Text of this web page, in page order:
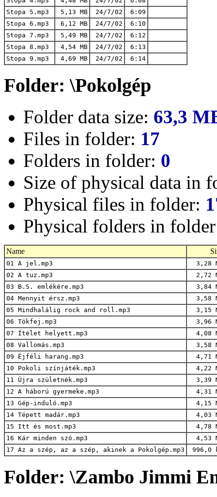
Stopa 5.mp3
5,13 MB 24/7/02
6:09
Stopa 6.mp3
6,12 MB 24/7/02
6:10
Stopa 7.mp3
5,49 MB 24/7/02
6:12
Stopa 8.mp3
4,54 MB 24/7/02
6:13
Stopa 9.mp3
4,69 MB 24/7/02 6:14
Folder: \Pokolgép
Folder data size: 63,3
Files in folder: 17
Folders in folder: 0
Size of physical data in
Physical files in folder:
Physical folders in
Name
01 A jel.mp3
3,28
02 A tuz.mp3
2,72
03 B.S. emlékére.mp3
3,84
04 Mennyit érsz.mp3
3,58
05 Mindhalálig rock and roll.mp3
3,15
06 Tökfej.mp3
3,96
07 Ítélet helyett.mp3
4,08
08 Vallomás.mp3
3,58
09 Éjféli harang.mp3
4,71
10 Pokoli színjáték.mp3
4,22
11 Újra születnék.mp3
3,39
12 A háború gyermeke.mp3
4,31
13 Gép-induló.mp3
4,15
14 Tépett madár.mp3
4,03
15 Itt és most.mp3
4,78
16 Kár minden szó.mp3
4,53
17 Az a szép, az a szép, akinek a Pokolgép.mp3
996,0
Folder: \Zambo Jimmi